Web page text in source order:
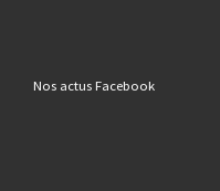
Nos actus Facebook